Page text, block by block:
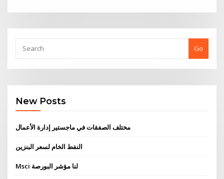
Go
New Posts
مختلف الصفقات في ماجستير إدارة الأعمال
النفط الخام لسعر البنزين
Msci لنا مؤشر البورصة